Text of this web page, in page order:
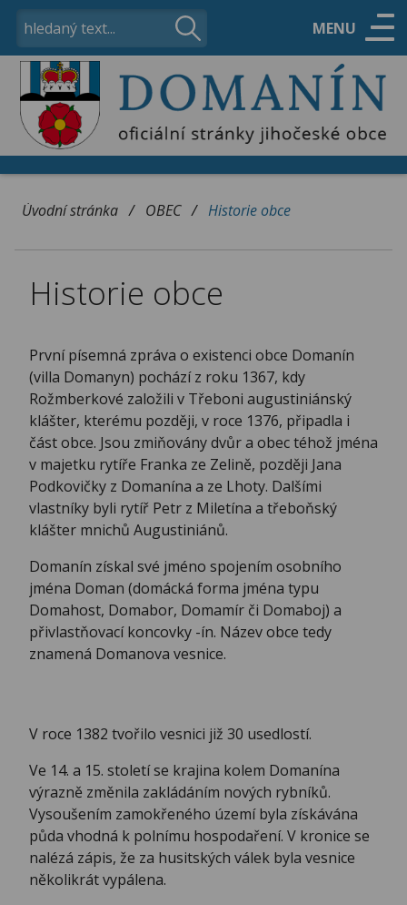
MENU
ÚŘAD
OBEC
Úvodní stránka / OBEC / Historie obce
Historie obce
První písemná zpráva o existenci obce Domanín
(villa Domanyn) pochází z roku 1367, kdy
Rožmberkové založili v Třeboni augustiniánský
klášter, kterému později, v roce 1376, připadla i
část obce. Jsou zmiňovány dvůr a obec téhož jména
v majetku rytíře Franka ze Zelině, později Jana
Podkovičky z Domanína a ze Lhoty. Dalšími
vlastníky byli rytíř Petr z Miletína a třeboňský
klášter mnichů Augustiniánů.
Domanín získal své jméno spojením osobního
jména Doman (domácká forma jména typu
Domahost, Domabor, Domamír či Domaboj) a
přivlastňovací koncovky -ín. Název obce tedy
znamená Domanova vesnice.
V roce 1382 tvořilo vesnici již 30 usedlostí.
Ve 14. a 15. století se krajina kolem Domanína
výrazně změnila zakládáním nových rybníků.
Vysoušením zamokřeného území byla získávána
půda vhodná k polnímu hospodaření. V kronice se
nalézá zápis, že za husitských válek byla vesnice
několikrát vypálena.